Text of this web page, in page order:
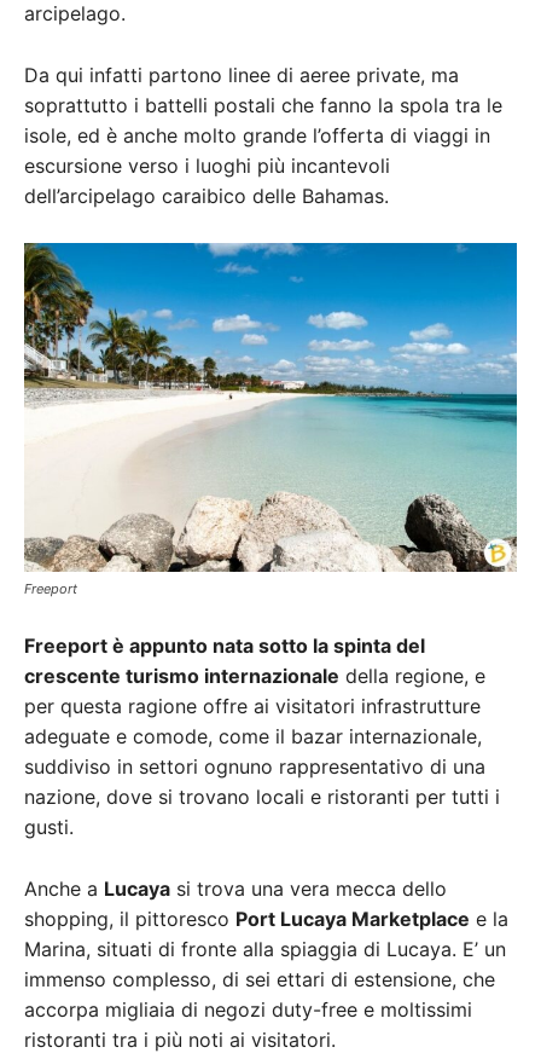
arcipelago.
Da qui infatti partono linee di aeree private, ma
soprattutto i battelli postali che fanno la spola tra le
isole, ed è anche molto grande l’offerta di viaggi in
escursione verso i luoghi più incantevoli
dell’arcipelago caraibico delle Bahamas.
Freeport
Freeport è appunto nata sotto la spinta del
crescente turismo internazionale della regione, e
per questa ragione offre ai visitatori infrastrutture
adeguate e comode, come il bazar internazionale,
suddiviso in settori ognuno rappresentativo di una
nazione, dove si trovano locali e ristoranti per tutti i
gusti.
Anche a Lucaya si trova una vera mecca dello
shopping, il pittoresco Port Lucaya Marketplace e la
Marina, situati di fronte alla spiaggia di Lucaya. E’ un
immenso complesso, di sei ettari di estensione, che
accorpa migliaia di negozi duty-free e moltissimi
ristoranti tra i più noti ai visitatori.